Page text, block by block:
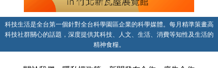
科技生活是全台第一個針對全台科學園區企業的科學媒體。每月精準策畫高
科技社群關心的話題，深度提供其科技、人文、生活、消費等知性及生活的
精神食糧。